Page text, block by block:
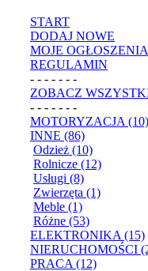
START
DODAJ NOWE
MOJE OGŁOSZENIA
REGULAMIN
- - - - - - -
ZOBACZ
- - - - - - -
MOTORYZACJA (10)
INNE (86)
Odzież (10)
Rolnicze (12)
Usługi (8)
Zwierzęta (1)
Meble (1)
Różne (53)
ELEKTRONIKA (15)
NIERUCHOMOŚCI
PRACA (12)